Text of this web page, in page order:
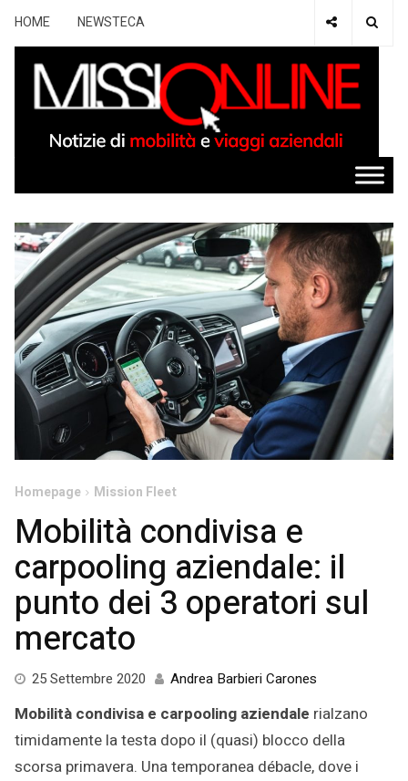
HOME NEWSTECA
Homepage Mission Fleet
Mobilità condivisa e
carpooling aziendale: il
punto dei 3 operatori sul
mercato
25 Settembre 2020
2020
Andrea Barbieri Carones
Mobilità condivisa e carpooling aziendale rialzano
timidamente la testa dopo il (quasi) blocco della
scorsa primavera. Una temporanea débacle, dove i